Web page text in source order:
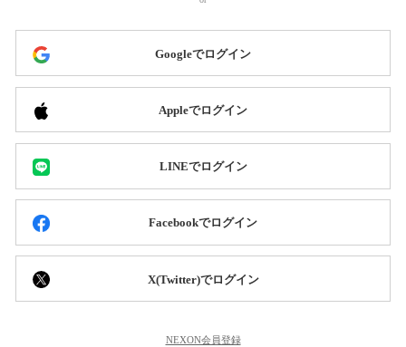
Googleでログイン
Appleでログイン
LINEでログイン
Facebookでログイン
X(Twitter)でログイン
NEXON会員登録